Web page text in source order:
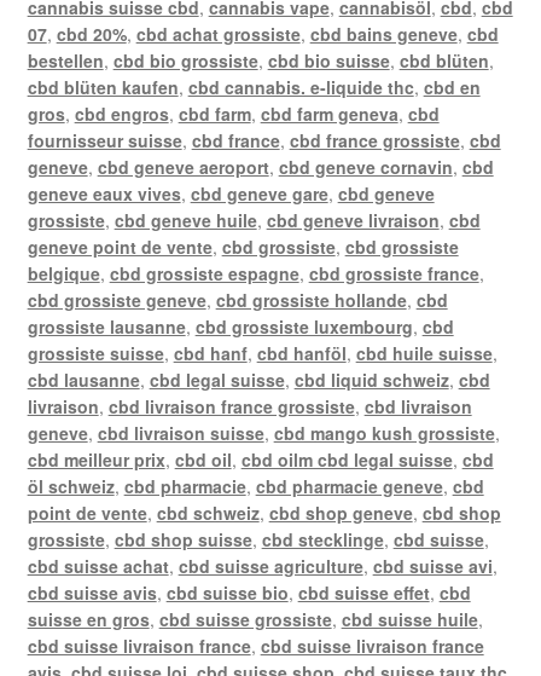
cannabis suisse cbd, cannabis vape, cannabisöl, cbd, cbd
07, cbd 20%, cbd achat grossiste, cbd bains geneve, cbd
bestellen, cbd bio grossiste, cbd bio suisse, cbd blüten,
cbd blüten kaufen, cbd cannabis. e-liquide thc, cbd en
gros, cbd engros, cbd farm, cbd farm geneva, cbd
fournisseur suisse, cbd france, cbd france grossiste, cbd
geneve, cbd geneve aeroport, cbd geneve cornavin, cbd
geneve eaux vives, cbd geneve gare, cbd geneve
grossiste, cbd geneve huile, cbd geneve livraison, cbd
geneve point de vente, cbd grossiste, cbd grossiste
belgique, cbd grossiste espagne, cbd grossiste france,
cbd grossiste geneve, cbd grossiste hollande, cbd
grossiste lausanne, cbd grossiste luxembourg, cbd
grossiste suisse, cbd hanf, cbd hanföl, cbd huile suisse,
cbd lausanne, cbd legal suisse, cbd liquid schweiz, cbd
livraison, cbd livraison france grossiste, cbd livraison
geneve, cbd livraison suisse, cbd mango kush grossiste,
cbd meilleur prix, cbd oil, cbd oilm cbd legal suisse, cbd
öl schweiz, cbd pharmacie, cbd pharmacie geneve, cbd
point de vente, cbd schweiz, cbd shop geneve, cbd shop
grossiste, cbd shop suisse, cbd stecklinge, cbd suisse,
cbd suisse achat, cbd suisse agriculture, cbd suisse avi,
cbd suisse avis, cbd suisse bio, cbd suisse effet, cbd
suisse en gros, cbd suisse grossiste, cbd suisse huile,
cbd suisse livraison france, cbd suisse livraison france